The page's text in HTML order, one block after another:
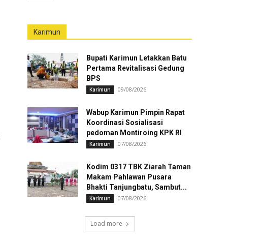
Karimun
Bupati Karimun Letakkan Batu
Pertama Revitalisasi Gedung
BPS
Karimun 09/08/2026
Wabup Karimun Pimpin Rapat
Koordinasi Sosialisasi
pedoman Montiroing KPK RI
Karimun 07/08/2026
Kodim 0317 TBK Ziarah Taman
Makam Pahlawan Pusara
Bhakti Tanjungbatu, Sambut...
Karimun 07/08/2026
Load more